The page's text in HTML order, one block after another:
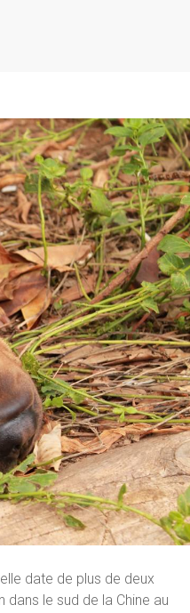
date de plus de deux
le sud de la Chine au